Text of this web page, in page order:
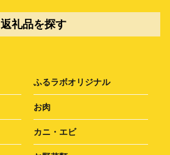
返礼品を探す
ふるラボオリジナル
お肉
カニ・エビ